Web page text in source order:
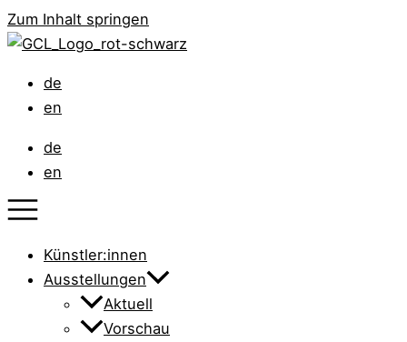
Zum Inhalt springen
de
en
de
en
Künstler:innen
Ausstellungen
Aktuell
Vorschau